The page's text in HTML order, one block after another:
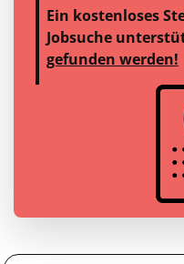
Ein kostenloses
Jobsuche
gefunden werden!